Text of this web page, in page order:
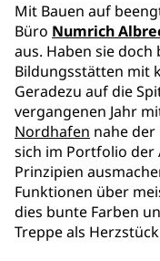
Mit Bauen auf
Büro Numrich
aus. Haben sie doch
Bildungsstätten mit
Geradezu auf die
vergangenen Jahr
Nordhafen nahe der
sich im Portfolio
Prinzipien
Funktionen über
dies bunte Farben
Treppe als